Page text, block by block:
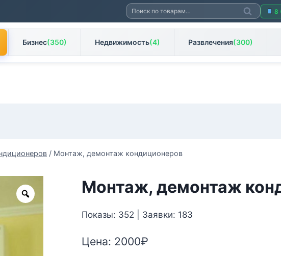
Искать:
Поиск
8
Бизнес(350) Недвижимость(4) Развлечения(300)
/ Монтаж, демонтаж кондиционеров
Zoom Монтаж, демонтаж
Показы: 352 | Заявки: 183
Цена: 2000₽